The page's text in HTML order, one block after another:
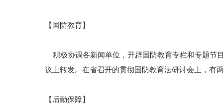
【国防教育】
积极协调各新闻单位，开辟国防教育专栏和专题节
议上转发。在省召开的贯彻国防教育法研讨会上，有
【后勤保障】